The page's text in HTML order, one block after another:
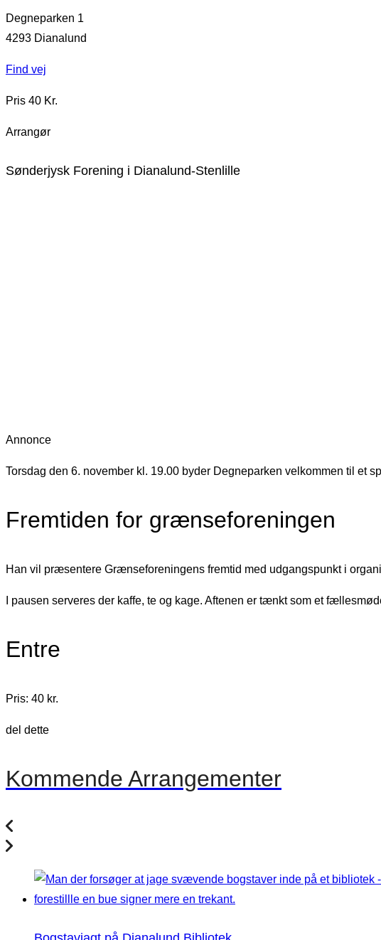
Degneparken 1
4293 Dianalund
Find vej
Pris 40 Kr.
Arrangør
Sønderjysk Forening i Dianalund-Stenlille
Annonce
Torsdag den 6. november kl. 19.00 byder Degneparken velkommen til
Fremtiden for grænseforeningen
Han vil præsentere Grænseforeningens fremtid med udgangspunkt i
I pausen serveres der kaffe, te og kage. Aftenen er tænkt som et
Entre
Pris: 40 kr.
del dette
Kommende Arrangementer